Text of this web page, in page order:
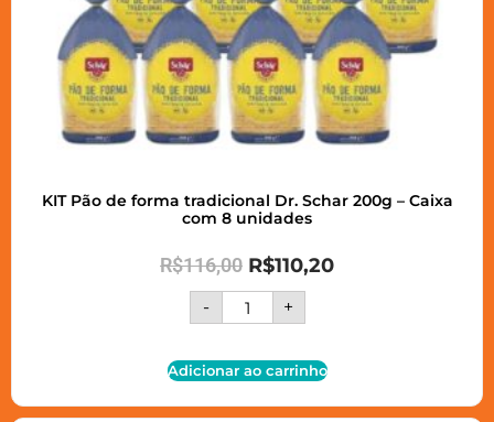
KIT Pão de forma tradicional Dr. Schar 200g – Caixa
com 8 unidades
R$116,00 R$110,20
- +
Adicionar ao carrinho